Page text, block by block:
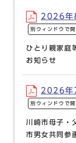
2026年
別ウィンドウで開
ひとり親家庭
お知らせ
2026年
別ウィンドウで開
川崎市母子・
市男女共同参